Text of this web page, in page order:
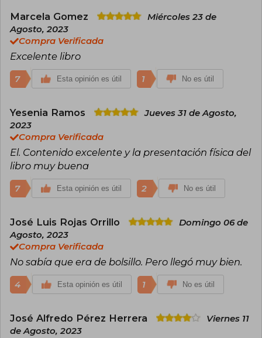
Marcela Gomez
Miércoles 23 de
Agosto, 2023
Compra Verificada
Excelente libro
7 Esta opinión es útil 1 No es útil
Yesenia Ramos
Jueves 31 de Agosto,
2023
Compra Verificada
El. Contenido excelente y la presentación física del
libro muy buena
7 Esta opinión es útil 2 No es útil
José Luis Rojas Orrillo
Domingo 06 de
Agosto, 2023
Compra Verificada
No sabía que era de bolsillo. Pero llegó muy bien.
4 Esta opinión es útil 1 No es útil
José Alfredo Pérez Herrera
Viernes 11
de Agosto, 2023